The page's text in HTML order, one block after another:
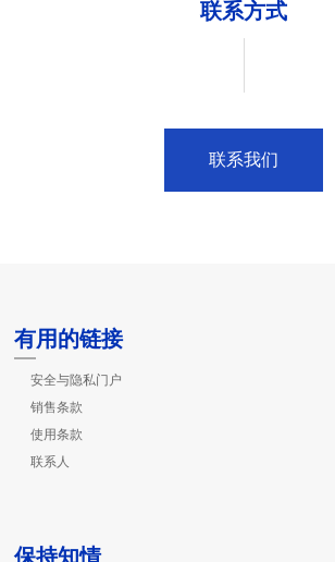
联系方式
联系我们
有用的链接
安全与隐私门户
销售条款
使用条款
联系人